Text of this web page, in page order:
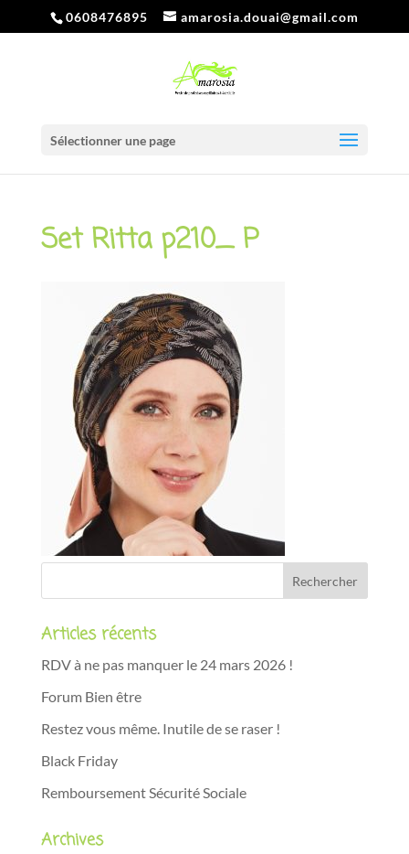
0608476895 amarosia.douai@gmail.com
Sélectionner une page
Set Ritta p210_ P
Articles récents
RDV à ne pas manquer le 24 mars 2026 !
Forum Bien être
Restez vous même. Inutile de se raser !
Black Friday
Remboursement Sécurité Sociale
Archives